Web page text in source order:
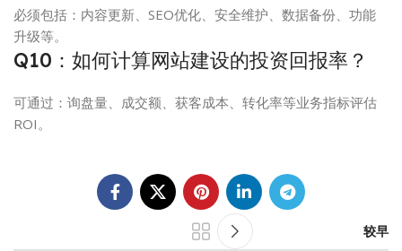
必须包括：内容更新、SEO优化、安全维护、数据备份、功能
升级等。
Q10：如何计算网站建设的投资回报率？
可通过：询盘量、成交额、获客成本、转化率等业务指标评估
ROI。
较早